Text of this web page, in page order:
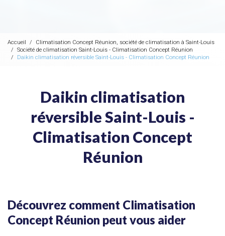
Accueil
Climatisation Concept Réunion, société de climatisation à Saint-Louis
Société de climatisation Saint-Louis - Climatisation Concept Réunion
Daikin climatisation réversible Saint-Louis - Climatisation Concept Réunion
Daikin climatisation
réversible Saint-Louis -
Climatisation Concept
Réunion
Découvrez comment Climatisation
Concept Réunion peut vous aider